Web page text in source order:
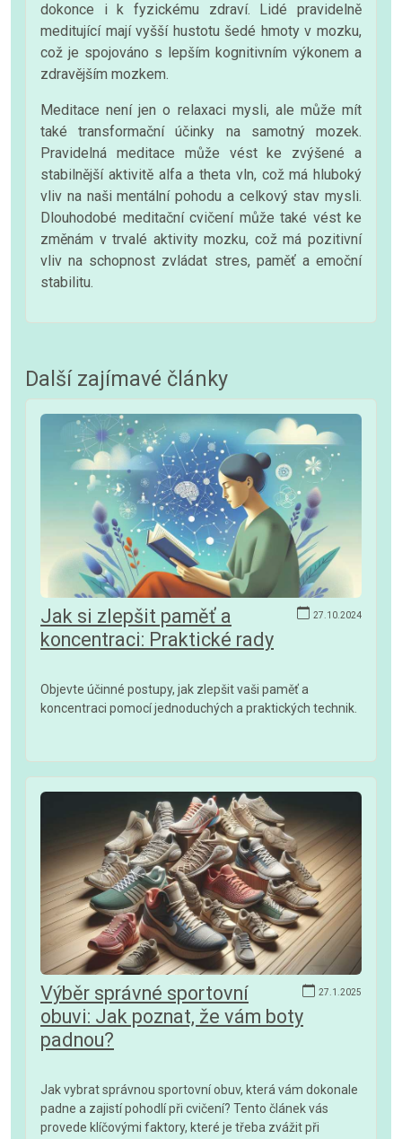
dokonce i k fyzickému zdraví. Lidé pravidelně
meditující mají vyšší hustotu šedé hmoty v mozku,
což je spojováno s lepším kognitivním výkonem a
zdravějším mozkem.
Meditace není jen o relaxaci mysli, ale může mít
také transformační účinky na samotný mozek.
Pravidelná meditace může vést ke zvýšené a
stabilnější aktivitě alfa a theta vln, což má hluboký
vliv na naši mentální pohodu a celkový stav mysli.
Dlouhodobé meditační cvičení může také vést ke
změnám v trvalé aktivity mozku, což má pozitivní
vliv na schopnost zvládat stres, paměť a emoční
stabilitu.
Další zajímavé články
27.10.2024
Jak si zlepšit paměť a
koncentraci: Praktické rady
Objevte účinné postupy, jak zlepšit vaši paměť a
koncentraci pomocí jednoduchých a praktických technik.
27.1.2025
Výběr správné sportovní
obuvi: Jak poznat, že vám boty
padnou?
Jak vybrat správnou sportovní obuv, která vám dokonale
padne a zajistí pohodlí při cvičení? Tento článek vás
provede klíčovými faktory, které je třeba zvážit při